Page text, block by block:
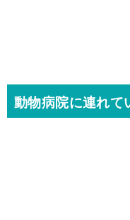
動物病院に連れて